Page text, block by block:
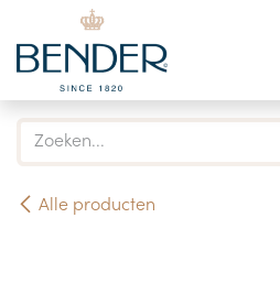
Overslaan naar inhoud
Alle producten